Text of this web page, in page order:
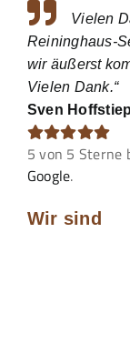
Vielen
Reininghaus-
wir äußerst
Vielen Dank.“
Sven
5 von 5 Sterne
Google.
Wir sind